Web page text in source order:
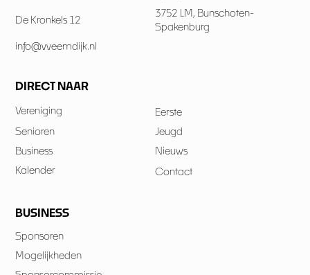
De Kronkels 12
3752 LM, Bunschoten-
Spakenburg
info@vveemdijk.nl
DIRECT NAAR
Vereniging
Eerste
Senioren
Jeugd
Business
Nieuws
Kalender
Contact
BUSINESS
Sponsoren
Mogelijkheden